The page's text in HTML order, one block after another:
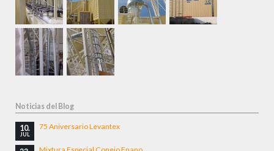
Noticias del Blog
10.
JUL
75 Aniversario Levantex